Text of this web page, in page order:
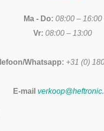
Ma - Do: 08:00 – 16:00
Vr: 08:00 – 13:00
Whatsapp: +31 (0)
E-mail